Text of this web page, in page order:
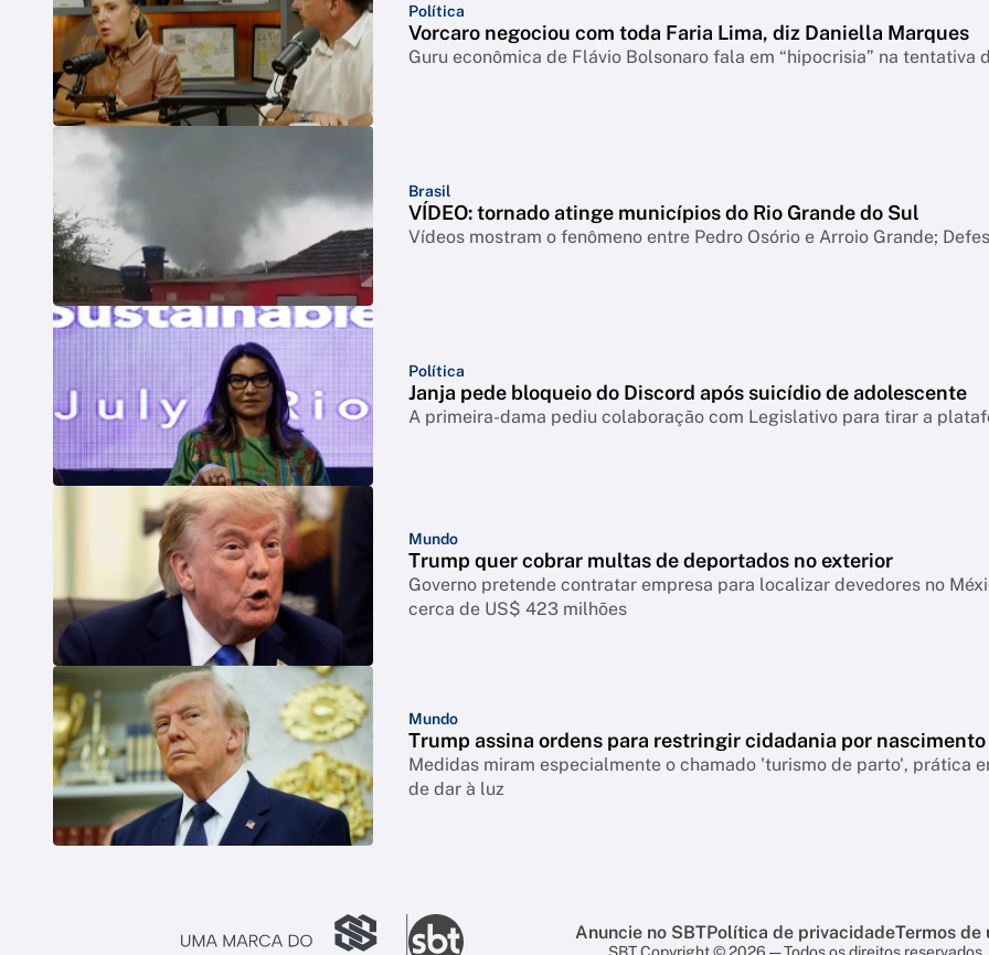
Política
Vorcaro negociou com toda Faria Lima, diz Daniella Marques
Guru econômica de Flávio Bolsonaro fala em “hipocrisia” na tentativa
Brasil
VÍDEO: tornado atinge municípios do Rio Grande do Sul
Vídeos mostram o fenômeno entre Pedro Osório e Arroio Grande;
Política
Janja pede bloqueio do Discord após suicídio de adolescente
A primeira-dama pediu colaboração com Legislativo para tirar a
Mundo
Trump quer cobrar multas de deportados no exterior
Governo pretende contratar empresa para localizar devedores no
cerca de US$ 423 milhões
Mundo
Trump assina ordens para restringir cidadania por nascimento
Medidas miram especialmente o chamado 'turismo de parto', prática
de dar à luz
Anuncie no SBTPolítica de privacidadeTermos de